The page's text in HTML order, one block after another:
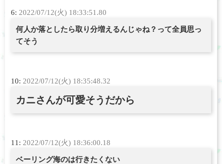
6: 2022/07/12(火) 18:33:51.80
何人か落としたら取り分増えるんじゃね？って全員思っ
てそう
10: 2022/07/12(火) 18:35:48.32
カニさんが可愛そうだから
11: 2022/07/12(火) 18:36:00.18
ベーリング海のは行きたくない